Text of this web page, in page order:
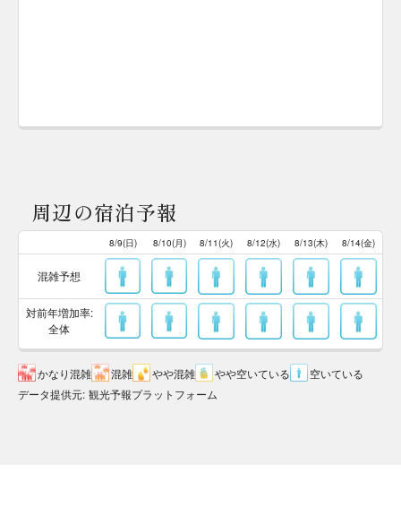
周辺の宿泊予報
8/9(日) 8/10(月) 8/11(火) 8/12(水) 8/13(木) 8/14(金)
混雑予想
対前年増加率:
全体
かなり混雑 混雑 やや混雑 やや空いている
空いている
データ提供元: 観光予報プラットフォーム